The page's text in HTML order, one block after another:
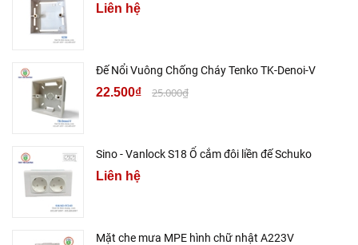
Liên hệ
Đế Nổi Vuông Chống Cháy Tenko TK-Denoi-V
22.500₫ 25.000₫
Sino - Vanlock S18 Ổ cắm đôi liền đế Schuko
Liên hệ
Mặt che mưa MPE hình chữ nhật A223V